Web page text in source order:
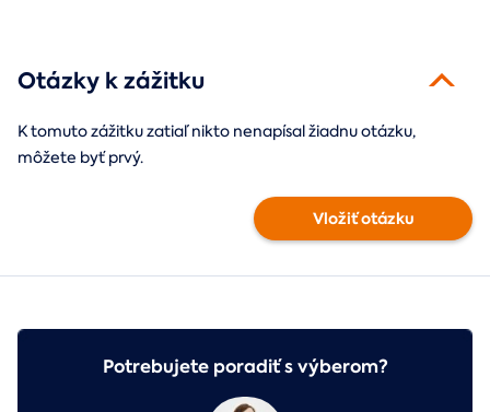
Otázky k zážitku
K tomuto zážitku zatiaľ nikto nenapísal žiadnu otázku,
môžete byť prvý.
Vložiť otázku
Potrebujete poradiť s výberom?